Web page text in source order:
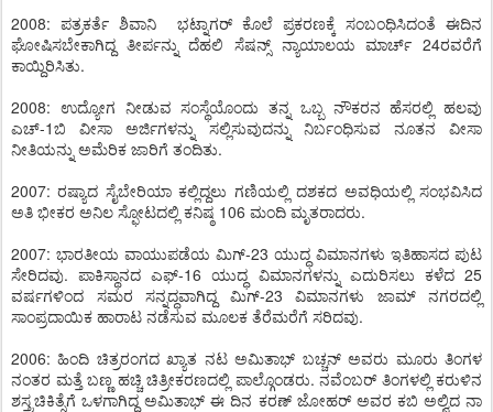
2008: ಪತ್ರಕರ್ತೆ ಶಿವಾನಿ ಭಟ್ನಾಗರ್ ಕೊಲೆ ಪ್ರಕರಣಕ್ಕೆ ಸಂಬಂಧಿಸಿದಂತೆ ಈದಿನ
ಘೋಷಿಸಬೇಕಾಗಿದ್ದ ತೀರ್ಪನ್ನು ದೆಹಲಿ ಸೆಷನ್ಸ್ ನ್ಯಾಯಾಲಯ ಮಾರ್ಚ್ 24ರವರೆಗೆ
ಕಾಯ್ದಿರಿಸಿತು.
2008: ಉದ್ಯೋಗ ನೀಡುವ ಸಂಸ್ಥೆಯೊಂದು ತನ್ನ ಒಬ್ಬ ನೌಕರನ ಹೆಸರಲ್ಲಿ ಹಲವು
ಎಚ್-1ಬಿ ವೀಸಾ ಅರ್ಜಿಗಳನ್ನು ಸಲ್ಲಿಸುವುದನ್ನು ನಿರ್ಬಂಧಿಸುವ ನೂತನ ವೀಸಾ
ನೀತಿಯನ್ನು ಅಮೆರಿಕ ಜಾರಿಗೆ ತಂದಿತು.
2007: ರಷ್ಯಾದ ಸೈಬೇರಿಯಾ ಕಲ್ಲಿದ್ದಲು ಗಣಿಯಲ್ಲಿ ದಶಕದ ಅವಧಿಯಲ್ಲಿ ಸಂಭವಿಸಿದ
ಅತಿ ಭೀಕರ ಅನಿಲ ಸ್ಫೋಟದಲ್ಲಿ ಕನಿಷ್ಠ 106 ಮಂದಿ ಮೃತರಾದರು.
2007: ಭಾರತೀಯ ವಾಯುಪಡೆಯ ಮಿಗ್-23 ಯುದ್ಧ ವಿಮಾನಗಳು ಇತಿಹಾಸದ ಪುಟ
ಸೇರಿದವು. ಪಾಕಿಸ್ಥಾನದ ಎಫ್-16 ಯುದ್ಧ ವಿಮಾನಗಳನ್ನು ಎದುರಿಸಲು ಕಳೆದ 25
ವರ್ಷಗಳಿಂದ ಸಮರ ಸನ್ನದ್ಧವಾಗಿದ್ದ ಮಿಗ್-23 ವಿಮಾನಗಳು ಜಾಮ್ ನಗರದಲ್ಲಿ
ಸಾಂಪ್ರದಾಯಿಕ ಹಾರಾಟ ನಡೆಸುವ ಮೂಲಕ ತೆರೆಮರೆಗೆ ಸರಿದವು.
2006: ಹಿಂದಿ ಚಿತ್ರರಂಗದ ಖ್ಯಾತ ನಟ ಅಮಿತಾಭ್ ಬಚ್ಚನ್ ಅವರು ಮೂರು ತಿಂಗಳ
ನಂತರ ಮತ್ತೆ ಬಣ್ಣ ಹಚ್ಚಿ ಚಿತ್ರೀಕರಣದಲ್ಲಿ ಪಾಲ್ಗೊಂಡರು. ನವೆಂಬರ್ ತಿಂಗಳಲ್ಲಿ ಕರುಳಿನ
ಶಸ್ತ್ರಚಿಕಿತ್ಸೆಗೆ ಒಳಗಾಗಿದ್ದ ಅಮಿತಾಭ್ ಈ ದಿನ ಕರಣ್ ಜೋಹರ್ ಅವರ ಕಬಿ ಅಲ್ವಿದ ನಾ